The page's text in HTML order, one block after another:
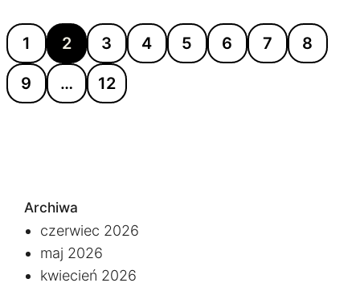
1 2 3 4 5 6 7 8
9 … 12
Archiwa
czerwiec 2026
maj 2026
kwiecień 2026